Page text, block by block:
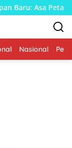
Dusun
Nasional